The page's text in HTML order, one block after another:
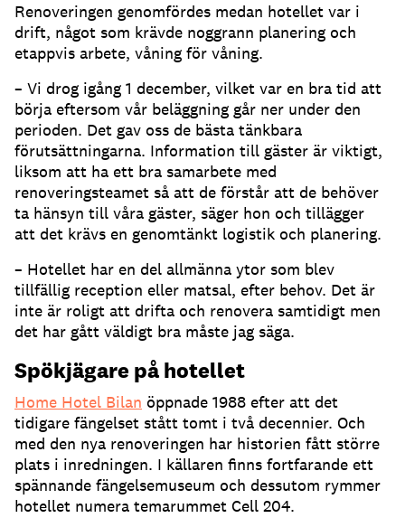
Renoveringen genomfördes medan hotellet var i
drift, något som krävde noggrann planering och
etappvis arbete, våning för våning.
– Vi drog igång 1 december, vilket var en bra tid att
börja eftersom vår beläggning går ner under den
perioden. Det gav oss de bästa tänkbara
förutsättningarna. Information till gäster är viktigt,
liksom att ha ett bra samarbete med
renoveringsteamet så att de förstår att de behöver
ta hänsyn till våra gäster, säger hon och tillägger
att det krävs en genomtänkt logistik och planering.
– Hotellet har en del allmänna ytor som blev
tillfällig reception eller matsal, efter behov. Det är
inte är roligt att drifta och renovera samtidigt men
det har gått väldigt bra måste jag säga.
Spökjägare på hotellet
Home Hotel Bilan öppnade 1988 efter att det
tidigare fängelset stått tomt i två decennier. Och
med den nya renoveringen har historien fått större
plats i inredningen. I källaren finns fortfarande ett
spännande fängelsemuseum och dessutom rymmer
hotellet numera temarummet Cell 204.